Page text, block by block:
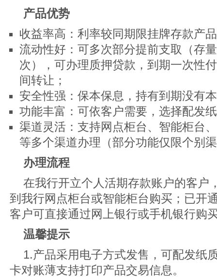
产品优势
收益率高：利率较同期限挂牌存款产
流动性好：可多次部分提前支取（存
次），可办理质押贷款，到期一次性
间转让；
安全性强：保本保息，持有到期没有
功能丰富：可依客户需要，选择配发
渠道灵活：支持网点柜台、智能柜台
等多个渠道办理（部分功能仅限个别
办理流程
在我行开立个人活期存款账户的客户
到我行网点柜台或智能柜台购买；已开
客户可直接通过网上银行或手机银行购
温馨提示
1.产品采用电子方式发售，可配发纸
卡对账薄支持打印产品交易信息。